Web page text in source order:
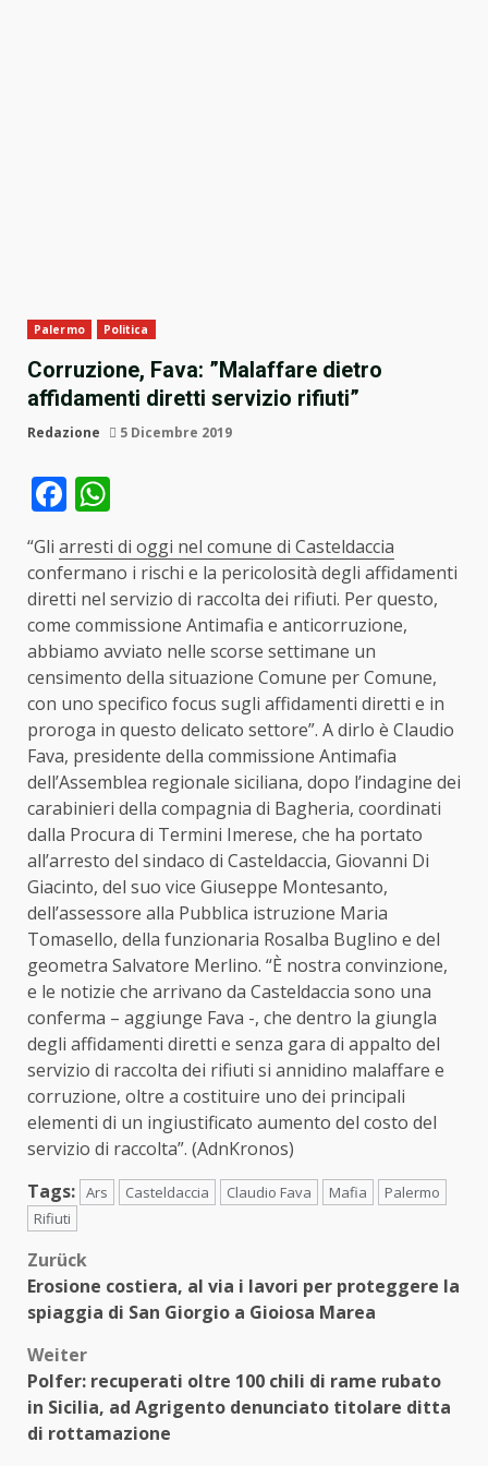
Palermo Politica
Corruzione, Fava: ”Malaffare dietro
affidamenti diretti servizio rifiuti”
Redazione 5 Dicembre 2019
Facebook
“Gli arresti di oggi nel comune di Casteldaccia
confermano i rischi e la pericolosità degli affidamenti
diretti nel servizio di raccolta dei rifiuti. Per questo,
come commissione Antimafia e anticorruzione,
abbiamo avviato nelle scorse settimane un
censimento della situazione Comune per Comune,
con uno specifico focus sugli affidamenti diretti e in
proroga in questo delicato settore”. A dirlo è Claudio
Fava, presidente della commissione Antimafia
dell’Assemblea regionale siciliana, dopo l’indagine dei
carabinieri della compagnia di Bagheria, coordinati
dalla Procura di Termini Imerese, che ha portato
all’arresto del sindaco di Casteldaccia, Giovanni Di
Giacinto, del suo vice Giuseppe Montesanto,
dell’assessore alla Pubblica istruzione Maria
Tomasello, della funzionaria Rosalba Buglino e del
geometra Salvatore Merlino. “È nostra convinzione,
e le notizie che arrivano da Casteldaccia sono una
conferma – aggiunge Fava -, che dentro la giungla
degli affidamenti diretti e senza gara di appalto del
servizio di raccolta dei rifiuti si annidino malaffare e
corruzione, oltre a costituire uno dei principali
elementi di un ingiustificato aumento del costo del
servizio di raccolta”. (AdnKronos)
Tags: Ars Casteldaccia Claudio Fava Mafia
Palermo
Rifiuti
Beitragsnavigation
Zurück
Erosione costiera, al via i lavori per proteggere la
spiaggia di San Giorgio a Gioiosa Marea
Weiter
Polfer: recuperati oltre 100 chili di rame rubato
in Sicilia, ad Agrigento denunciato titolare ditta
di rottamazione